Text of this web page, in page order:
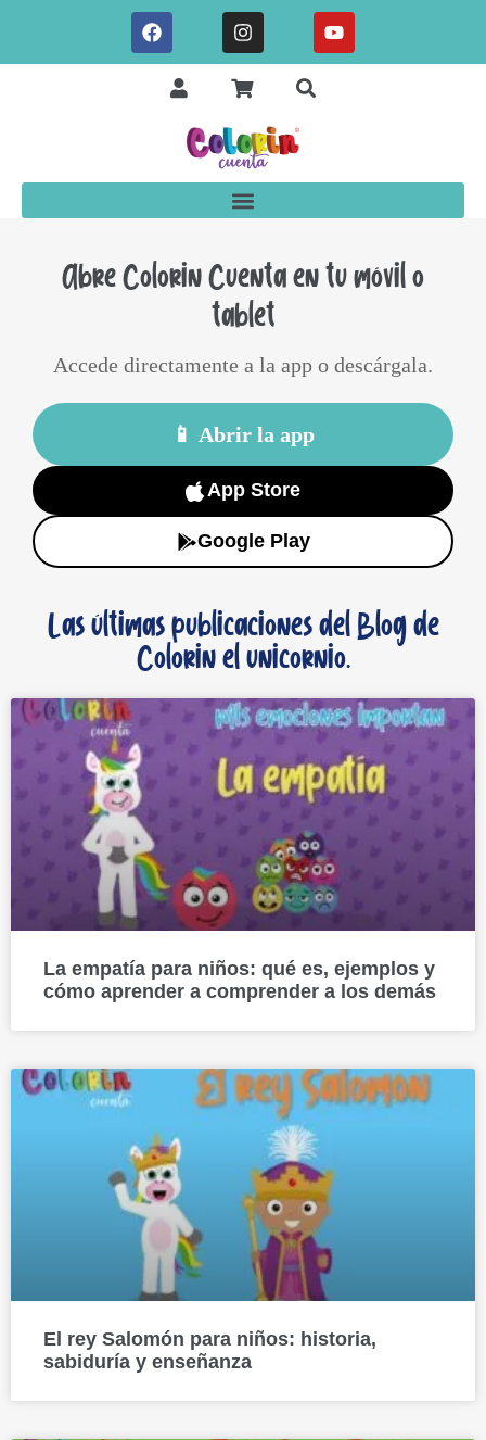
Abre Colorin Cuenta en tu móvil o
tablet
Accede directamente a la app o descárgala.
📱 Abrir la app
App Store
Google Play
Las últimas publicaciones del Blog de
Colorin el unicornio.
La empatía para niños: qué es, ejemplos y
cómo aprender a comprender a los demás
El rey Salomón para niños: historia,
sabiduría y enseñanza